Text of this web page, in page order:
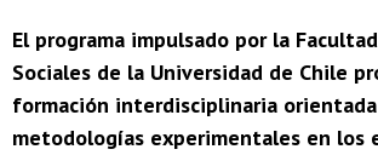
El programa impulsado por la
Sociales de la Universidad de Chile
formación interdisciplinaria
metodologías experimentales en los